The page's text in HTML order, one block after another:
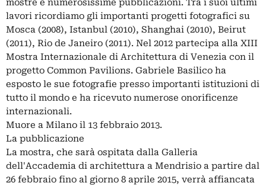
mostre e numerosissime pubblicazioni. Tra i suoi ultimi
lavori ricordiamo gli importanti progetti fotografici su
Mosca (2008), Istanbul (2010), Shanghai (2010), Beirut
(2011), Rio de Janeiro (2011). Nel 2012 partecipa alla XIII
Mostra Internazionale di Architettura di Venezia con il
progetto Common Pavilions. Gabriele Basilico ha
esposto le sue fotografie presso importanti istituzioni di
tutto il mondo e ha ricevuto numerose onorificenze
internazionali.
Muore a Milano il 13 febbraio 2013.
La pubblicazione
La mostra, che sarà ospitata dalla Galleria
dell'Accademia di architettura a Mendrisio a partire dal
26 febbraio fino al giorno 8 aprile 2015, verrà affiancata